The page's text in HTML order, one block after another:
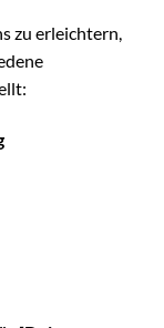
zu erleichtern,